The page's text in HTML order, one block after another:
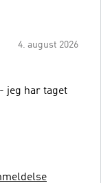
4. august 2026
jeg har taget